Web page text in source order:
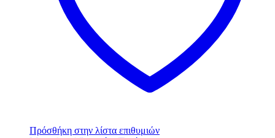
Πρόσθήκη στην λίστα επιθυμιών